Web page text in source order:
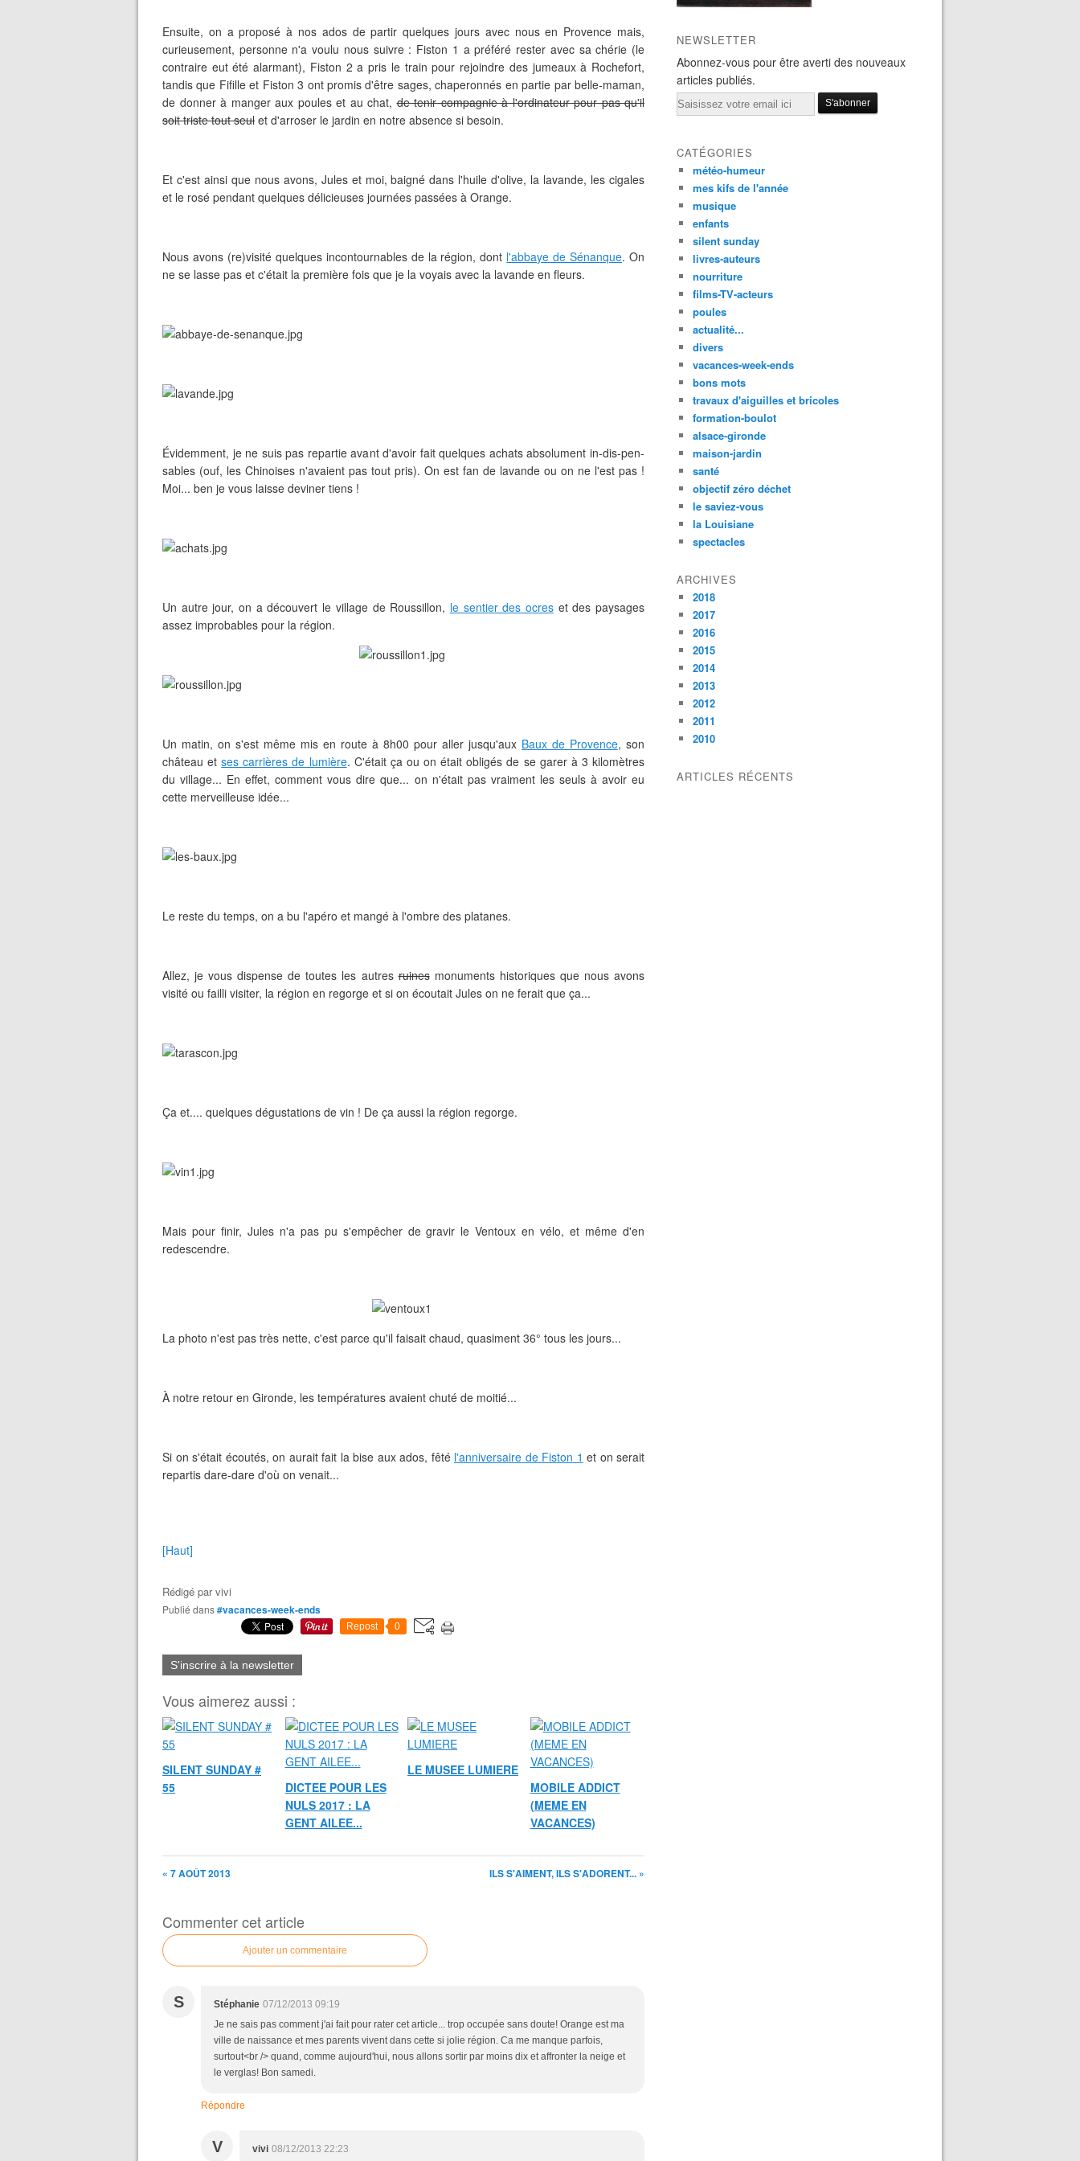
Ensuite, on a proposé à nos ados de partir quelques jours avec nous en Provence mais,
curieusement, personne n'a voulu nous suivre : Fiston 1 a préféré rester avec sa chérie (le
contraire eut été alarmant), Fiston 2 a pris le train pour rejoindre des jumeaux à Rochefort,
tandis que Fifille et Fiston 3 ont promis d'être sages, chaperonnés en partie par belle-maman,
de donner à manger aux poules et au chat,de tenir compagnie à l'ordinateur pour pas qu'il
soit triste tout seul et d'arroser le jardin en notre absence si besoin.
Et c'est ainsi que nous avons, Jules et moi, baigné dans l'huile d'olive, la lavande, les cigales
et le rosé pendant quelques délicieuses journées passées à Orange.
Nous avons (re)visité quelques incontournables de la région, dont l'abbaye de Sénanque. On
ne se lasse pas et c'était la première fois que je la voyais avec la lavande en fleurs.
Évidemment, je ne suis pas repartie avant d'avoir fait quelques achats absolument in-dis-pen-
sables (ouf, les Chinoises n'avaient pas tout pris). On est fan de lavande ou on ne l'est pas !
Moi... ben je vous laisse deviner tiens !
Un autre jour, on a découvert le village de Roussillon, le sentier des ocreset des paysages
assez improbables pour la région.
Un matin, on s'est même mis en route à 8h00 pour aller jusqu'aux Baux de Provence, son
château etses carrières de lumière. C'était ça ou on était obligés de se garer à 3 kilomètres
du village... En effet, comment vous dire que... on n'était pas vraiment les seuls à avoir eu
cette merveilleuse idée...
Le reste du temps, on a bu l'apéro et mangé à l'ombre des platanes.
Allez, je vous dispense de toutes les autresruinesmonuments historiques que nous avons
visité ou failli visiter, la région en regorge et si on écoutait Jules on ne ferait que ça...
Ça et.... quelques dégustations de vin ! De ça aussi la région regorge.
Mais pour finir, Jules n'a pas pu s'empêcher de gravir le Ventoux en vélo, et même d'en
redescendre.
La photo n'est pas très nette, c'est parce qu'il faisait chaud, quasiment 36° tous les jours...
À notre retour en Gironde, les températures avaient chuté de moitié...
Si on s'était écoutés, on aurait fait la bise aux ados, fêté l'anniversaire de Fiston 1 et on serait
repartis dare-dare d'où on venait...
[Haut]
Rédigé parvivi
Publié dans#vacances-week-ends
Repost 0
S'inscrire à la newsletter
Vous aimerez aussi :
SILENT SUNDAY #
55
DICTEE POUR LES
NULS 2017 : LA
GENT AILEE...
LE MUSEE LUMIERE
MOBILE ADDICT
(MEME EN
VACANCES)
« 7 AOÛT 2013 ILS S'AIMENT, ILS S'ADORENT... »
Commenter cet article
Ajouter un commentaire
S Stéphanie 07/12/2013 09:19
Je ne sais pas comment j'ai fait pour rater cet article... trop occupée sans doute! Orange est ma
ville de naissance et mes parents vivent dans cette si jolie région. Ca me manque parfois,
surtout<br /> quand, comme aujourd'hui, nous allons sortir par moins dix et affronter la neige et
le verglas! Bon samedi.
Répondre
V vivi 08/12/2013 22:23
NEWSLETTER
Abonnez-vous pour être averti des nouveaux
articles publiés.
Email
CATÉGORIES
météo-humeur
mes kifs de l'année
musique
enfants
silent sunday
livres-auteurs
nourriture
films-TV-acteurs
poules
actualité...
divers
vacances-week-ends
bons mots
travaux d'aiguilles et bricoles
formation-boulot
alsace-gironde
maison-jardin
santé
objectif zéro déchet
le saviez-vous
la Louisiane
spectacles
ARCHIVES
2018
2017
2016
2015
2014
2013
2012
2011
2010
ARTICLES RÉCENTS